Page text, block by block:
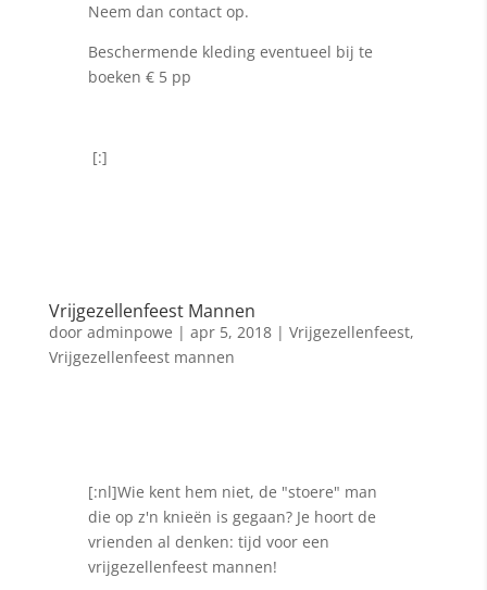
Neem dan contact op.
Beschermende kleding eventueel bij te
boeken € 5 pp
[:]
Vrijgezellenfeest Mannen
door adminpowe | apr 5, 2018| Vrijgezellenfeest,
Vrijgezellenfeest mannen
[:nl]Wie kent hem niet, de "stoere" man
die op z'n knieën is gegaan? Je hoort de
vrienden al denken: tijd voor een
vrijgezellenfeest mannen!